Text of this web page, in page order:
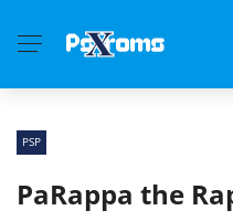
PSP
PaRappa the